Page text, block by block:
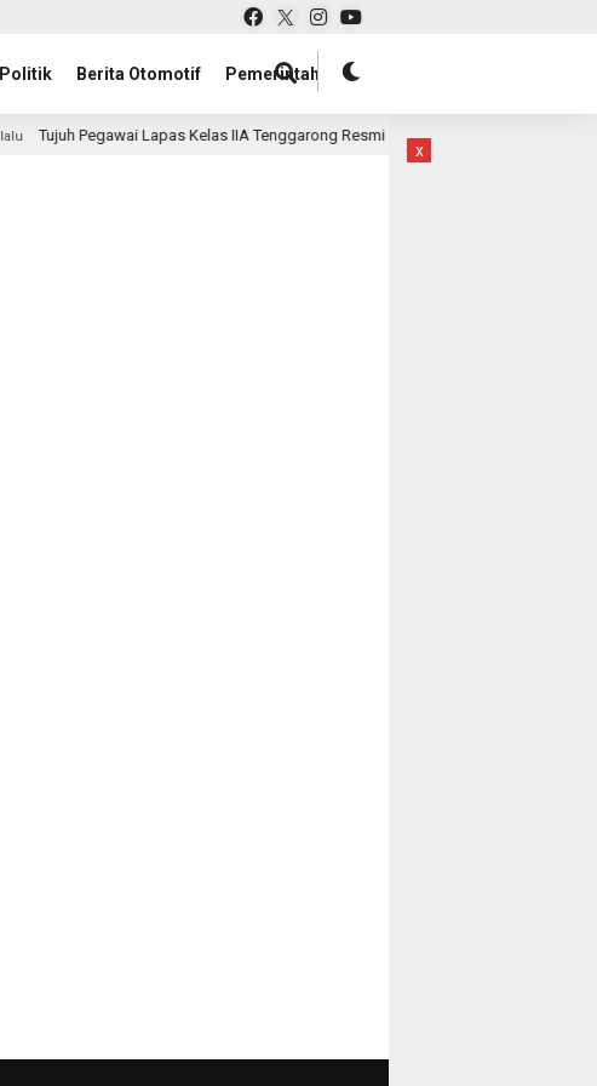
Politik Berita Otomotif Pemerintah
Tujuh Pegawai Lapas Kelas IIA Tenggarong Resmi Dilantik sebagai PNS, Siap
x